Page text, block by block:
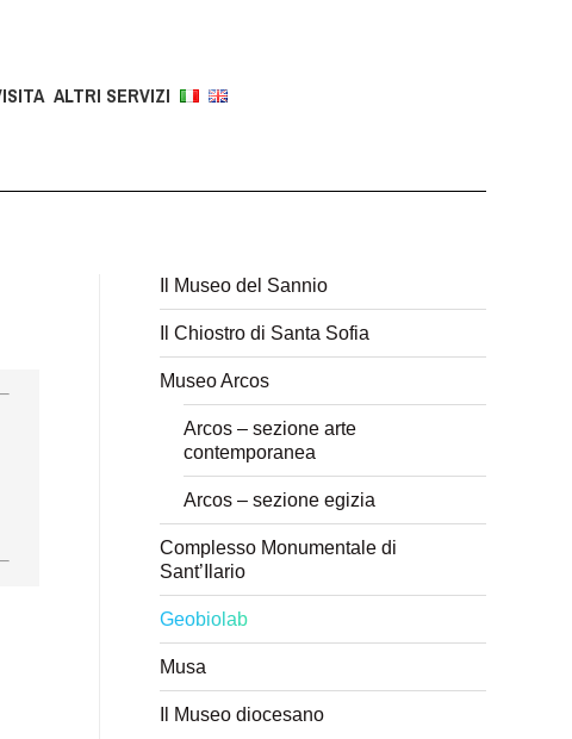
ALTRI SERVIZI
Il Museo del Sannio
Il Chiostro di Santa Sofia
Museo Arcos
Arcos – sezione arte
contemporanea
Arcos – sezione egizia
Complesso Monumentale di
Sant’Ilario
Geobiolab
Musa
Il Museo diocesano